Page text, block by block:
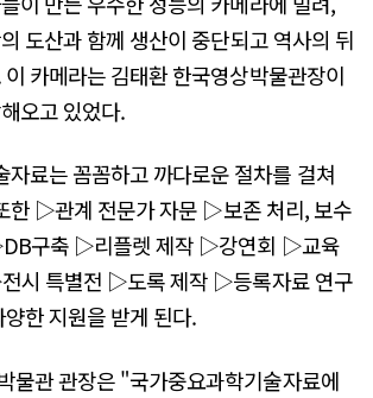
도산과 함께 생산이 중단되고 역사의 뒤
카메라는 김태환 한국영상박물관장이
오고 있었다.
자료는 꼼꼼하고 까다로운 절차를 걸쳐
한 ▷관계 전문가 자문 ▷보존 처리, 보수
구축 ▷리플렛 제작 ▷강연회 ▷교육
시 특별전 ▷도록 제작 ▷등록자료 연구
한 지원을 받게 된다.
물관 관장은 "국가중요과학기술자료에